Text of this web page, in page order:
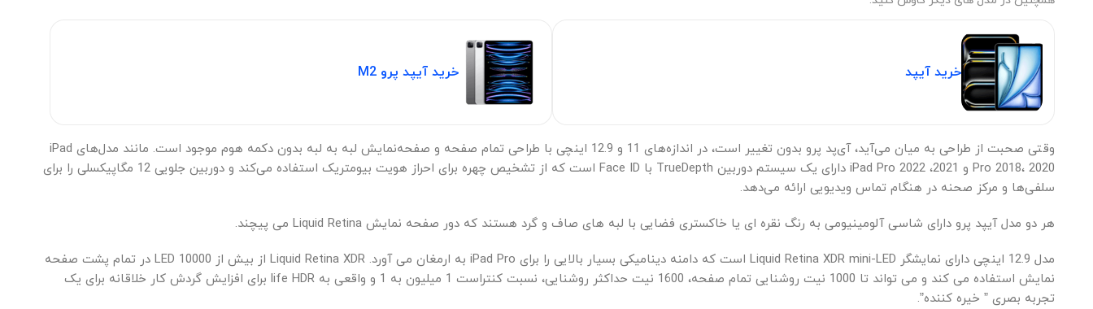
خرید آیپد خرید آیپد پرو M2
وقتی صحبت از طراحی به میان می‌آید، آی‌پد پرو بدون تغییر است، در اندازه‌های 11 و 12.9 اینچی با طراحی تمام صفحه و صفحه‌نمایش لبه به لبه بدون دکمه هوم موجود است. مانند مدل‌های iPad
Pro 2018، 2020 و 2021، iPad Pro 2022 دارای یک سیستم دوربین TrueDepth با Face ID است که از تشخیص چهره برای احراز هویت بیومتریک استفاده می‌کند و دوربین جلویی 12 مگاپیکسلی را برای
سلفی‌ها و مرکز صحنه در هنگام تماس ویدیویی ارائه می‌دهد.
هر دو مدل آیپد پرو دارای شاسی آلومینیومی به رنگ نقره ای یا خاکستری فضایی با لبه های صاف و گرد هستند که دور صفحه نمایش Liquid Retina می پیچند.
مدل 12.9 اینچی دارای نمایشگر Liquid Retina XDR mini-LED است که دامنه دینامیکی بسیار بالایی را برای iPad Pro به ارمغان می آورد. Liquid Retina XDR از بیش از 10000 LED در تمام پشت صفحه
نمایش استفاده می کند و می تواند تا 1000 نیت روشنایی تمام صفحه، 1600 نیت حداکثر روشنایی، نسبت کنتراست 1 میلیون به 1 و واقعی به life HDR برای افزایش گردش کار خلاقانه برای یک
تجربه بصری ” خیره کننده”.